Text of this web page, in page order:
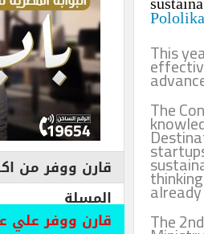
قارن ووفر من اكبر
المسلة
قارن ووفر علي عروض